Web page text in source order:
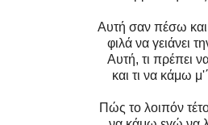
Αυτή σαν πέσω
φιλά να γειάνει
Αυτή, τι πρέπει
και τι να κάμω
Πώς το λοιπόν